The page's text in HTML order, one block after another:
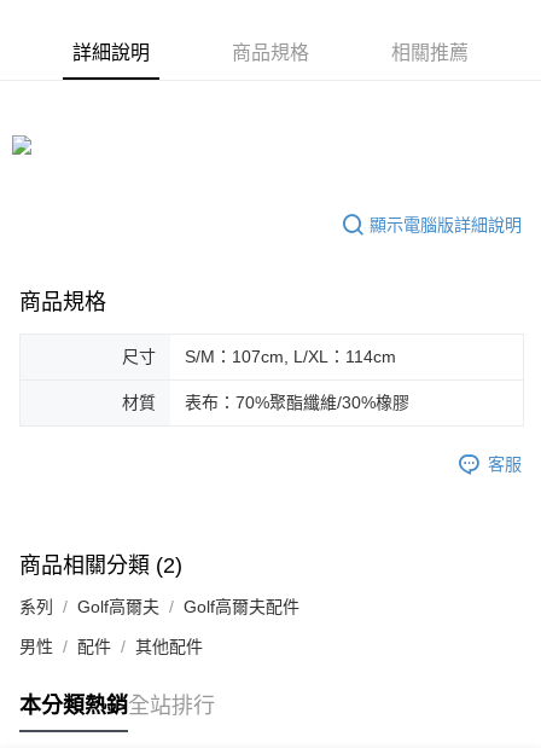
運送方式詳細說明 商品規格 相關推薦
顯示電腦版詳細說明
商品規格
尺寸 S/M：107cm, L/XL：114cm
材質 表布：70%聚酯纖維/30%橡膠
客服
商品相關分類 (2)
系列 Golf高爾夫 Golf高爾夫配件
男性 配件 其他配件
本分類熱銷全站排行